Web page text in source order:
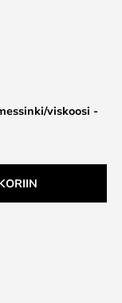
viskoosi -